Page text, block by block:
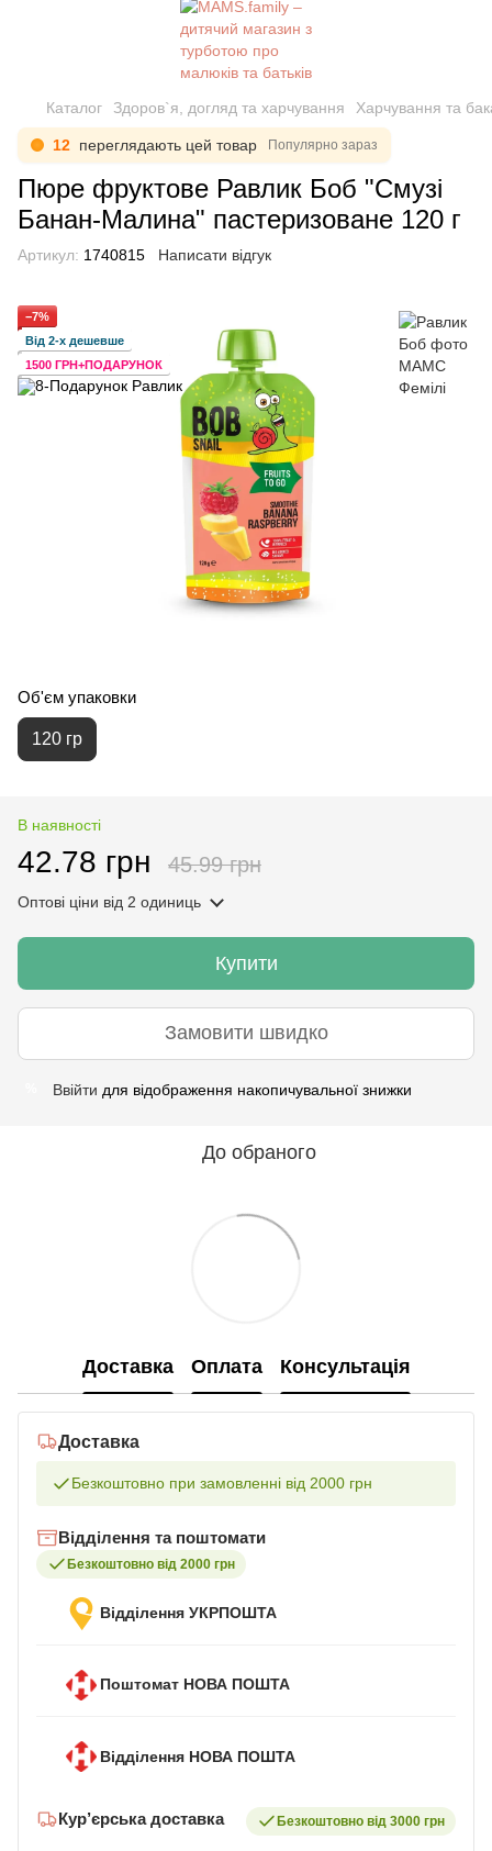
Каталог Здоров`я, догляд та харчування Харчування та
12 переглядають цей товар Популярно зараз
Пюре фруктове Равлик Боб "Смузі
Банан-Малина" пастеризоване 120 г
Артикул: 1740815 Написати відгук
−7%
Від 2-х дешевше
1500 ГРН+ПОДАРУНОК
Об'єм упаковки
120 гр
В наявності
42.78 грн 45.99 грн
Оптові ціни від 2 одиниць
Купити
Замовити швидко
Ввійти для відображення накопичувальної знижки
До обраного
Доставка Оплата Консультація
Доставка
Безкоштовно при замовленні від 2000 грн
Відділення та поштомати
Безкоштовно від 2000 грн
Відділення УКРПОШТА
Поштомат НОВА ПОШТА
Відділення НОВА ПОШТА
Кур’єрська доставка Безкоштовно від 3000 грн